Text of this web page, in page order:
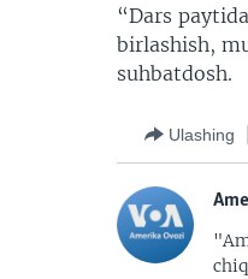
“Dars
birlashish,
suhbatdosh.​
Ulashing